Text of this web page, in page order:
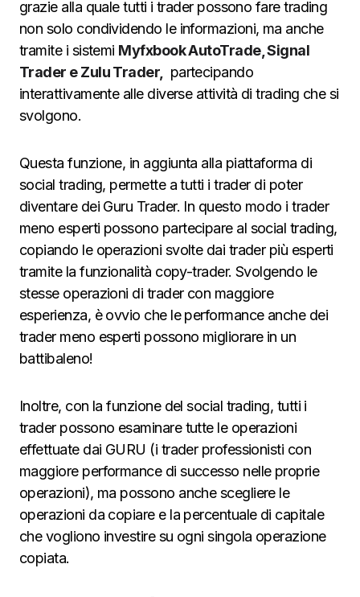
grazie alla quale tutti i trader possono fare trading
non solo condividendo le informazioni, ma anche
tramite i sistemi Myfxbook AutoTrade, Signal
Trader e Zulu Trader,
partecipando
interattivamente alle diverse attività di trading che si
svolgono.
Questa funzione, in aggiunta alla piattaforma di
social trading, permette a tutti i trader di poter
diventare dei Guru Trader. In questo modo i trader
meno esperti possono partecipare al social trading,
copiando le operazioni svolte dai trader più esperti
tramite la funzionalità copy-trader. Svolgendo le
stesse operazioni di trader con maggiore
esperienza, è ovvio che le performance anche dei
trader meno esperti possono migliorare in un
battibaleno!
Inoltre, con la funzione del social trading, tutti i
trader possono esaminare tutte le operazioni
effettuate dai GURU (i trader professionisti con
maggiore performance di successo nelle proprie
operazioni), ma possono anche scegliere le
operazioni da copiare e la percentuale di capitale
che vogliono investire su ogni singola operazione
copiata.